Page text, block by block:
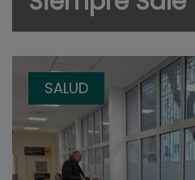
SALUD